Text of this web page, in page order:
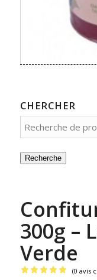
CHERCHER
Recherche
300g –
Verde
(0 avis